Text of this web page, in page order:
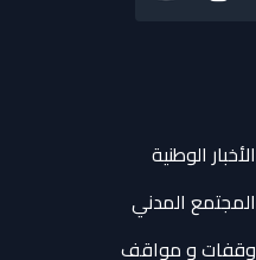
الأخبار الوطنية
المجتمع المدني
وقفات و مواقف